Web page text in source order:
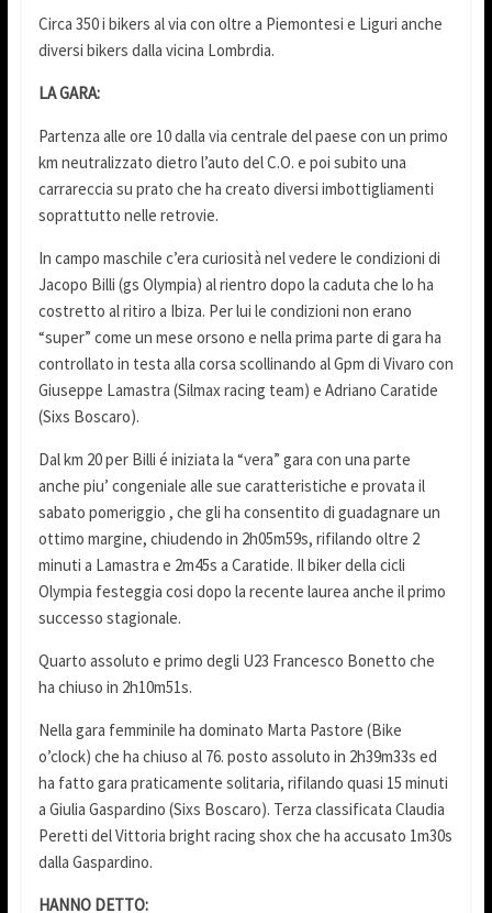
Circa 350 i bikers al via con oltre a Piemontesi e Liguri anche
diversi bikers dalla vicina Lombrdia.
LA GARA:
Partenza alle ore 10 dalla via centrale del paese con un primo
km neutralizzato dietro l’auto del C.O. e poi subito una
carrareccia su prato che ha creato diversi imbottigliamenti
soprattutto nelle retrovie.
In campo maschile c’era curiosità nel vedere le condizioni di
Jacopo Billi (gs Olympia) al rientro dopo la caduta che lo ha
costretto al ritiro a Ibiza. Per lui le condizioni non erano
“super” come un mese orsono e nella prima parte di gara ha
controllato in testa alla corsa scollinando al Gpm di Vivaro con
Giuseppe Lamastra (Silmax racing team) e Adriano Caratide
(Sixs Boscaro).
Dal km 20 per Billi é iniziata la “vera” gara con una parte
anche piu’ congeniale alle sue caratteristiche e provata il
sabato pomeriggio , che gli ha consentito di guadagnare un
ottimo margine, chiudendo in 2h05m59s, rifilando oltre 2
minuti a Lamastra e 2m45s a Caratide. Il biker della cicli
Olympia festeggia cosi dopo la recente laurea anche il primo
successo stagionale.
Quarto assoluto e primo degli U23 Francesco Bonetto che
ha chiuso in 2h10m51s.
Nella gara femminile ha dominato Marta Pastore (Bike
o’clock) che ha chiuso al 76. posto assoluto in 2h39m33s ed
ha fatto gara praticamente solitaria, rifilando quasi 15 minuti
a Giulia Gaspardino (Sixs Boscaro). Terza classificata Claudia
Peretti del Vittoria bright racing shox che ha accusato 1m30s
dalla Gaspardino.
HANNO DETTO: